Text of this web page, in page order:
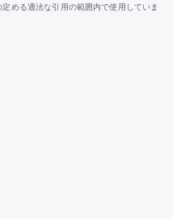
める適法な引用の範囲内で使用していま